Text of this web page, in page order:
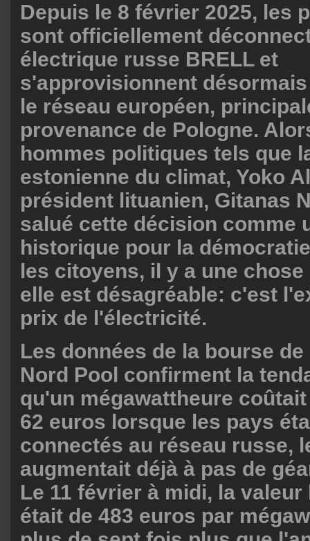
Depuis le 8 février 2025, les
sont officiellement
électrique russe BRELL et
s'approvisionnent
le réseau européen,
provenance de Pologne.
hommes politiques tels que
estonienne du climat, Yoko
président lituanien, Gitanas
salué cette décision comme
historique pour la
les citoyens, il y a une
elle est désagréable: c'est
prix de l'électricité.
Les données de la bourse
Nord Pool confirment la
qu'un mégawattheure
62 euros lorsque les pays
connectés au réseau russe,
augmentait déjà à pas de
Le 11 février à midi, la
était de 483 euros par